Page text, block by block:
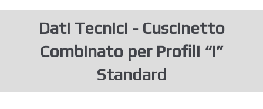
Dati Tecnici - Cuscinetto
Combinato per Profili “I”
Standard